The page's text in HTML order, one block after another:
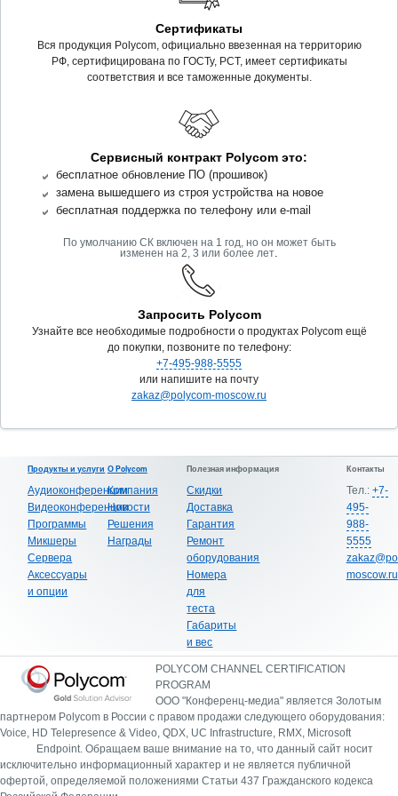
Сертификаты
Вся продукция Polycom, официально ввезенная на территорию
РФ, сертифицирована по ГОСТу, РСТ, имеет сертификаты
соответствия и все таможенные документы.
Сервисный контракт Polycom это:
бесплатное обновление ПО (прошивок)
замена вышедшего из строя устройства на новое
бесплатная поддержка по телефону или e-mail
По умолчанию СК включен на 1 год, но он может быть
изменен на 2, 3 или более лет.
Запросить Polycom
Узнайте все необходимые подробности о продуктах Polycom ещё
до покупки, позвоните по телефону:
+7-495-988-5555
или напишите на почту
zakaz@polycom-moscow.ru
Продукты и услуги
Аудиоконференции
Видеоконференции
Программы
Микшеры
Сервера
Аксессуары
и опции
О Polycom
Компания
Новости
Решения
Награды
Полезная информация
Скидки
Доставка
Гарантия
Ремонт
оборудования
Номера
для
теста
Габариты
и вес
Контакты
Тел.: +7-
495-
988-
5555
moscow.ru
POLYCOM CHANNEL CERTIFICATION
PROGRAM
ООО "Конференц-медиа" является Золотым
партнером Polycom в России с правом продажи следующего оборудования:
Voice, HD Telepresence & Video, QDX, UC Infrastructure, RMX, Microsoft
Endpoint. Обращаем ваше внимание на то, что данный сайт носит
исключительно информационный характер и не является публичной
офертой, определяемой положениями Статьи 437 Гражданского кодекса